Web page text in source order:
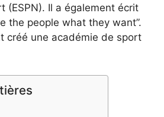
(ESPN). Il a également écrit
the people what they want”.
créé une académie de sport